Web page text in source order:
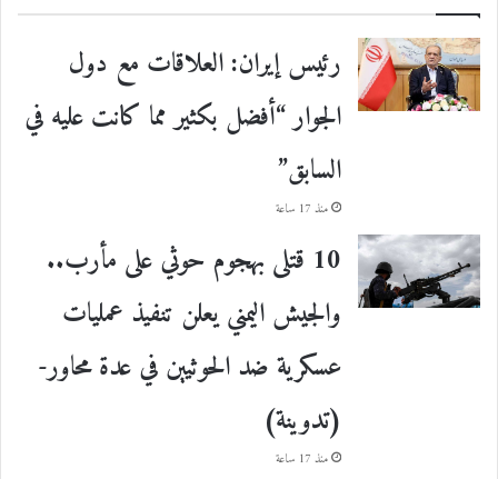
رئيس إيران: العلاقات مع دول
الجوار “أفضل بكثير مما كانت عليه في
السابق”
منذ 17 ساعة
10 قتلى بهجوم حوثي على مأرب..
والجيش اليمني يعلن تنفيذ عمليات
عسكرية ضد الحوثيين في عدة محاور-
(تدوينة)
منذ 17 ساعة